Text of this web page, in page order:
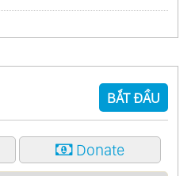
BẮT ĐẦU
Donate